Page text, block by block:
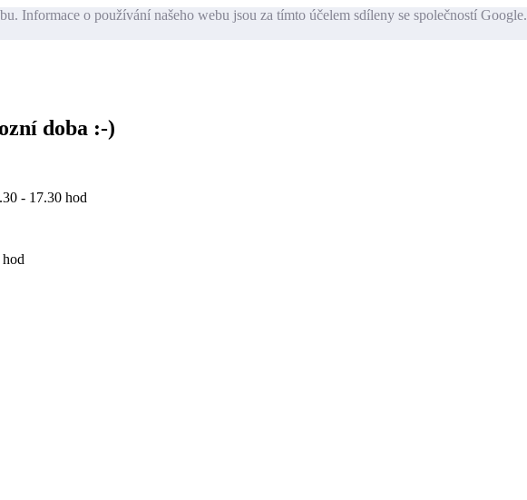
Informace o používání našeho webu jsou za tímto účelem sdíleny se společností Google.
doba :-)
- 17.30 hod